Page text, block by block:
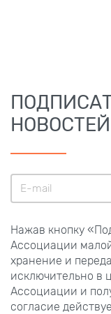
НОВОСТЕЙ
Нажав кнопку
Ассоциации
хранение и
исключительно в
Ассоциации и
согласие